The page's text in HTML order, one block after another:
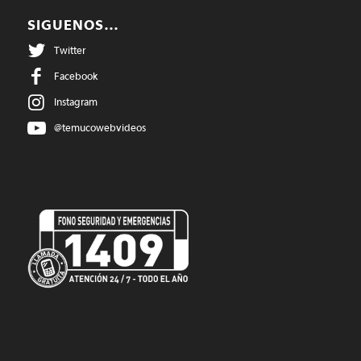
SIGUENOS…
Twitter
Facebook
Instagram
@temucowebvideos